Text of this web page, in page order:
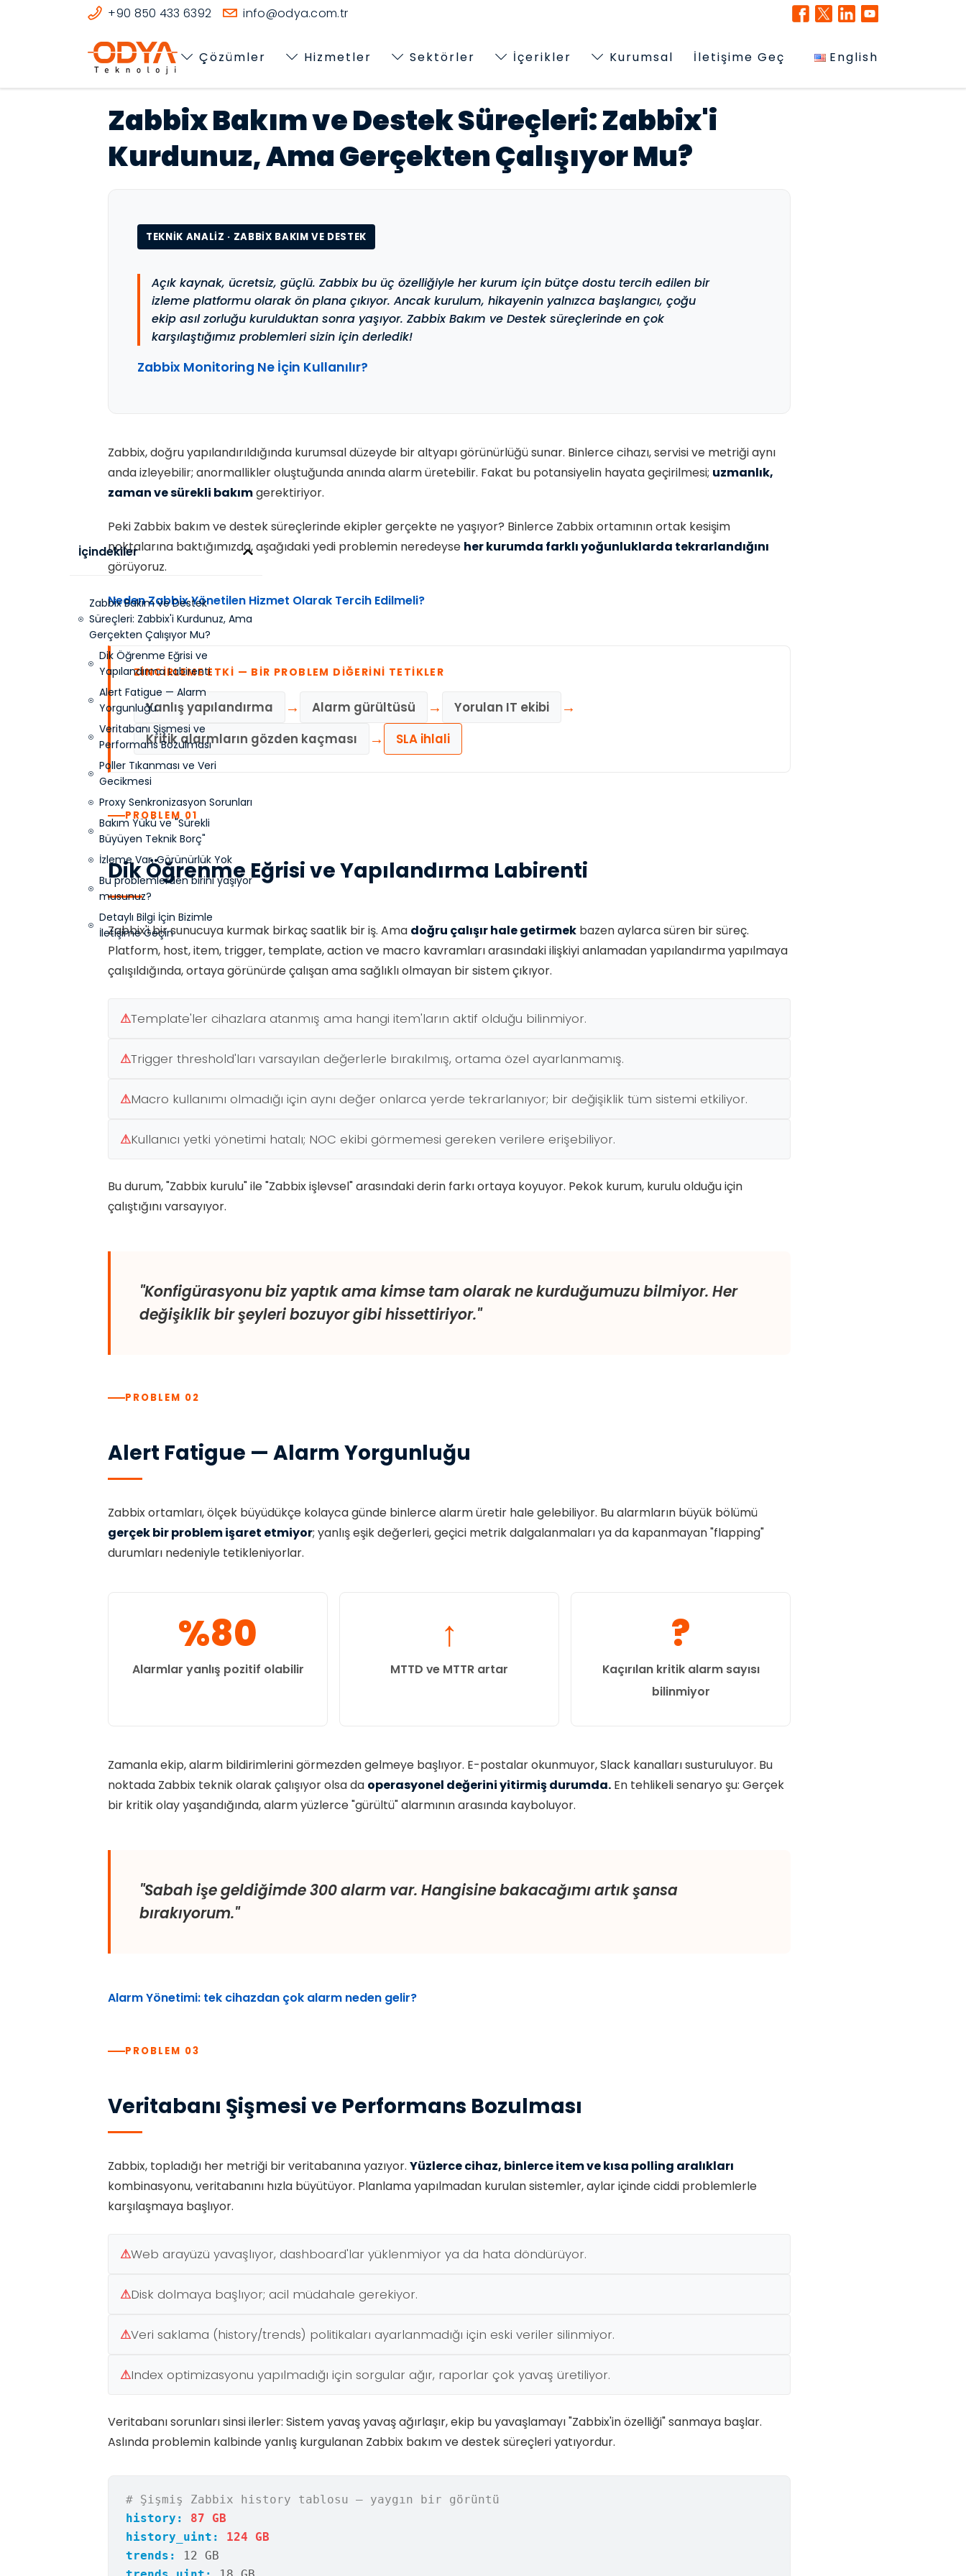
+90 850 433 6392 info@odya.com.tr
Çözümler Hizmetler Sektörler İçerikler Kurumsal İletişime Geç English
Zabbix Bakım ve Destek Süreçleri: Zabbix'i
Kurdunuz, Ama Gerçekten Çalışıyor Mu?
TEKNIK ANALIZ · ZABBIX BAKIM VE DESTEK
Açık kaynak, ücretsiz, güçlü. Zabbix bu üç özelliğiyle her kurum için bütçe dostu tercih edilen bir
izleme platformu olarak ön plana çıkıyor. Ancak kurulum, hikayenin yalnızca başlangıcı, çoğu
ekip asıl zorluğu kurulduktan sonra yaşıyor. Zabbix Bakım ve Destek süreçlerinde en çok
karşılaştığımız problemleri sizin için derledik!
Zabbix Monitoring Ne İçin Kullanılır?
Zabbix, doğru yapılandırıldığında kurumsal düzeyde bir altyapı görünürlüğü sunar. Binlerce cihazı, servisi ve metriği aynı
anda izleyebilir; anormallikler oluştuğunda anında alarm üretebilir. Fakat bu potansiyelin hayata geçirilmesi; uzmanlık,
zaman ve sürekli bakımgerektiriyor.
Peki Zabbix bakım ve destek süreçlerinde ekipler gerçekte ne yaşıyor? Binlerce Zabbix ortamının ortak kesişim
noktalarına baktığımızda, aşağıdaki yedi problemin neredeyse her kurumda farklı yoğunluklarda tekrarlandığını
görüyoruz.
Neden Zabbix Yönetilen Hizmet Olarak Tercih Edilmeli?
ZINCIRLEME ETKI — BIR PROBLEM DIĞERINI TETIKLER
Yanlış yapılandırma → Alarm gürültüsü → Yorulan IT ekibi →
Kritik alarmların gözden kaçması → SLA ihlali
PROBLEM 01
Dik Öğrenme Eğrisi ve Yapılandırma Labirenti
Zabbix'i bir sunucuya kurmak birkaç saatlik bir iş. Ama doğru çalışır hale getirmek bazen aylarca süren bir süreç.
Platform, host, item, trigger, template, action ve macro kavramları arasındaki ilişkiyi anlamadan yapılandırma yapılmaya
çalışıldığında, ortaya görünürde çalışan ama sağlıklı olmayan bir sistem çıkıyor.
⚠Template'ler cihazlara atanmış ama hangi item'ların aktif olduğu bilinmiyor.
⚠Trigger threshold'ları varsayılan değerlerle bırakılmış, ortama özel ayarlanmamış.
⚠Macro kullanımı olmadığı için aynı değer onlarca yerde tekrarlanıyor; bir değişiklik tüm sistemi etkiliyor.
⚠Kullanıcı yetki yönetimi hatalı; NOC ekibi görmemesi gereken verilere erişebiliyor.
Bu durum, "Zabbix kurulu" ile "Zabbix işlevsel" arasındaki derin farkı ortaya koyuyor. Pekok kurum, kurulu olduğu için
çalıştığını varsayıyor.
"Konfigürasyonu biz yaptık ama kimse tam olarak ne kurduğumuzu bilmiyor. Her
değişiklik bir şeyleri bozuyor gibi hissettiriyor."
PROBLEM 02
Alert Fatigue — Alarm Yorgunluğu
Zabbix ortamları, ölçek büyüdükçe kolayca günde binlerce alarm üretir hale gelebiliyor. Bu alarmların büyük bölümü
gerçek bir problem işaret etmiyor; yanlış eşik değerleri, geçici metrik dalgalanmaları ya da kapanmayan "flapping"
durumları nedeniyle tetikleniyorlar.
%80
Alarmlar yanlış pozitif olabilir
↑
MTTD ve MTTR artar
?
Kaçırılan kritik alarm sayısı
bilinmiyor
Zamanla ekip, alarm bildirimlerini görmezden gelmeye başlıyor. E-postalar okunmuyor, Slack kanalları susturuluyor. Bu
noktada Zabbix teknik olarak çalışıyor olsa da operasyonel değerini yitirmiş durumda. En tehlikeli senaryo şu: Gerçek
bir kritik olay yaşandığında, alarm yüzlerce "gürültü" alarmının arasında kayboluyor.
"Sabah işe geldiğimde 300 alarm var. Hangisine bakacağımı artık şansa
bırakıyorum."
Alarm Yönetimi: tek cihazdan çok alarm neden gelir?
PROBLEM 03
Veritabanı Şişmesi ve Performans Bozulması
Zabbix, topladığı her metriği bir veritabanına yazıyor. Yüzlerce cihaz, binlerce item ve kısa polling aralıkları
kombinasyonu, veritabanını hızla büyütüyor. Planlama yapılmadan kurulan sistemler, aylar içinde ciddi problemlerle
karşılaşmaya başlıyor.
⚠Web arayüzü yavaşlıyor, dashboard'lar yüklenmiyor ya da hata döndürüyor.
⚠Disk dolmaya başlıyor; acil müdahale gerekiyor.
⚠Veri saklama (history/trends) politikaları ayarlanmadığı için eski veriler silinmiyor.
⚠Index optimizasyonu yapılmadığı için sorgular ağır, raporlar çok yavaş üretiliyor.
Veritabanı sorunları sinsi ilerler: Sistem yavaş yavaş ağırlaşır, ekip bu yavaşlamayı "Zabbix'in özelliği" sanmaya başlar.
Aslında problemin kalbinde yanlış kurgulanan Zabbix bakım ve destek süreçleri yatıyordur.
# Şişmiş Zabbix history tablosu — yaygın bir görüntü
history:
87 GB
history_uint:
124 GB
trends:
12 GB
İçindekiler
Zabbix Bakım ve Destek
Süreçleri: Zabbix'i Kurdunuz, Ama
Gerçekten Çalışıyor Mu?
Dik Öğrenme Eğrisi ve
Yapılandırma Labirenti
Alert Fatigue — Alarm
Yorgunluğu
Veritabanı Şişmesi ve
Performans Bozulması
Poller Tıkanması ve Veri
Gecikmesi
Proxy Senkronizasyon Sorunları
Bakım Yükü ve "Sürekli
Büyüyen Teknik Borç"
İzleme Var, Görünürlük Yok
Bu problemlerden birini yaşıyor
musunuz?
Detaylı Bilgi İçin Bizimle
İletişime Geçin